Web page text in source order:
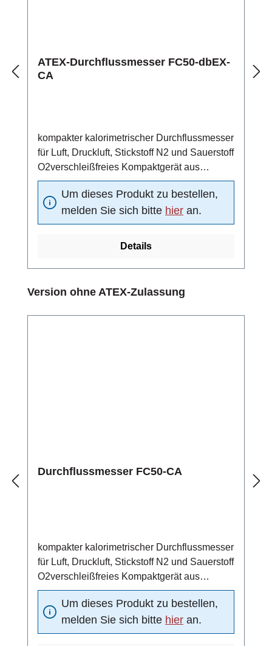
ATEX-Durchflussmesser FC50-dbEX-
CA
kompakter kalorimetrischer Durchflussmesser
für Luft, Druckluft, Stickstoff N2 und Sauerstoff
O2verschleißfreies Kompaktgerät aus
Edelstahl 1.4571
(Standardmaterial)einsetzbar in ATEX-Zone
1, 2, 21 und 224 ... 20 mA Analogausgang (4
mA = 0 m/s, 20 mA =
Funktionsbereichsendwert)Schaltausgang:
vorliegenden Strömung in 10 vordefinierten
einstellbarPulsausgang: Zuordnung Menge
pro Puls einstellbar10-fach LED-Balken (rot,
Um dieses Produkt zu bestellen,
melden Sie sich bitte hier an.
Details
Produktgalerie überspringen
Version ohne ATEX-Zulassung
Durchflussmesser FC50-CA
kompakter kalorimetrischer Durchflussmesser
für Luft, Druckluft, Stickstoff N2 und Sauerstoff
O2verschleißfreies Kompaktgerät aus
Edelstahl 1.4571 (Standardmaterial)4 ... 20
mA Analogausgang (4 mA = 0 m/s, 20 mA =
Funktionsbereichsendwert)Schaltausgang:
Strömungsschaltpunkt unabhängig von der
Um dieses Produkt zu bestellen,
melden Sie sich bitte hier an.